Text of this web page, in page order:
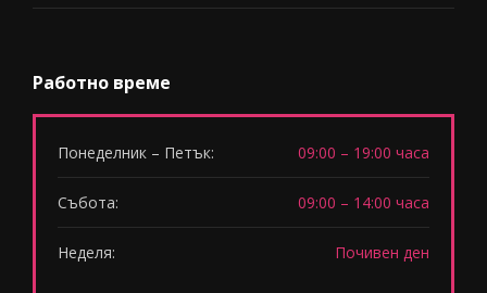
Работно време
Понеделник – Петък: 09:00 – 19:00 часа
Събота: 09:00 – 14:00 часа
Неделя: Почивен ден